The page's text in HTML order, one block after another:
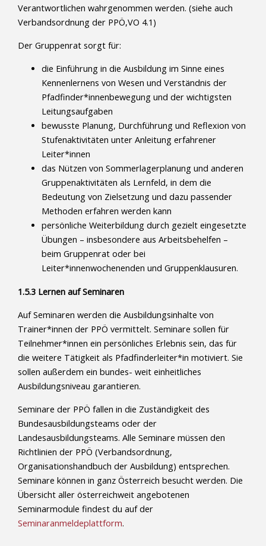
Verantwortlichen wahrgenommen werden. (siehe auch
Verbandsordnung der PPÖ,VO 4.1)
Der Gruppenrat sorgt für:
die Einführung in die Ausbildung im Sinne eines
Kennenlernens von Wesen und Verständnis der
Pfadfinder*innenbewegung und der wichtigsten
Leitungsaufgaben
bewusste Planung, Durchführung und Reflexion von
Stufenaktivitäten unter Anleitung erfahrener
Leiter*innen
das Nützen von Sommerlagerplanung und anderen
Gruppenaktivitäten als Lernfeld, in dem die
Bedeutung von Zielsetzung und dazu passender
Methoden erfahren werden kann
persönliche Weiterbildung durch gezielt eingesetzte
Übungen – insbesondere aus Arbeitsbehelfen –
beim Gruppenrat oder bei
Leiter*innenwochenenden und Gruppenklausuren.
1.5.3 Lernen auf Seminaren
Auf Seminaren werden die Ausbildungsinhalte von
Trainer*innen der PPÖ vermittelt. Seminare sollen für
Teilnehmer*innen ein persönliches Erlebnis sein, das für
die weitere Tätigkeit als Pfadfinderleiter*in motiviert. Sie
sollen außerdem ein bundes- weit einheitliches
Ausbildungsniveau garantieren.
Seminare der PPÖ fallen in die Zuständigkeit des
Bundesausbildungsteams oder der
Landesausbildungsteams. Alle Seminare müssen den
Richtlinien der PPÖ (Verbandsordnung,
Organisationshandbuch der Ausbildung) entsprechen.
Seminare können in ganz Österreich besucht werden. Die
Übersicht aller österreichweit angebotenen
Seminarmodule findest du auf der
Seminaranmeldeplattform.